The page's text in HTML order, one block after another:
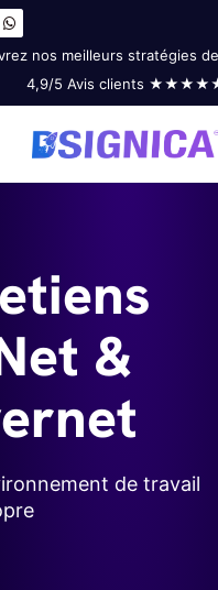
W
h
a
t
p
nos meilleurs stratégies
4,9/5 Avis clients
&
de travail